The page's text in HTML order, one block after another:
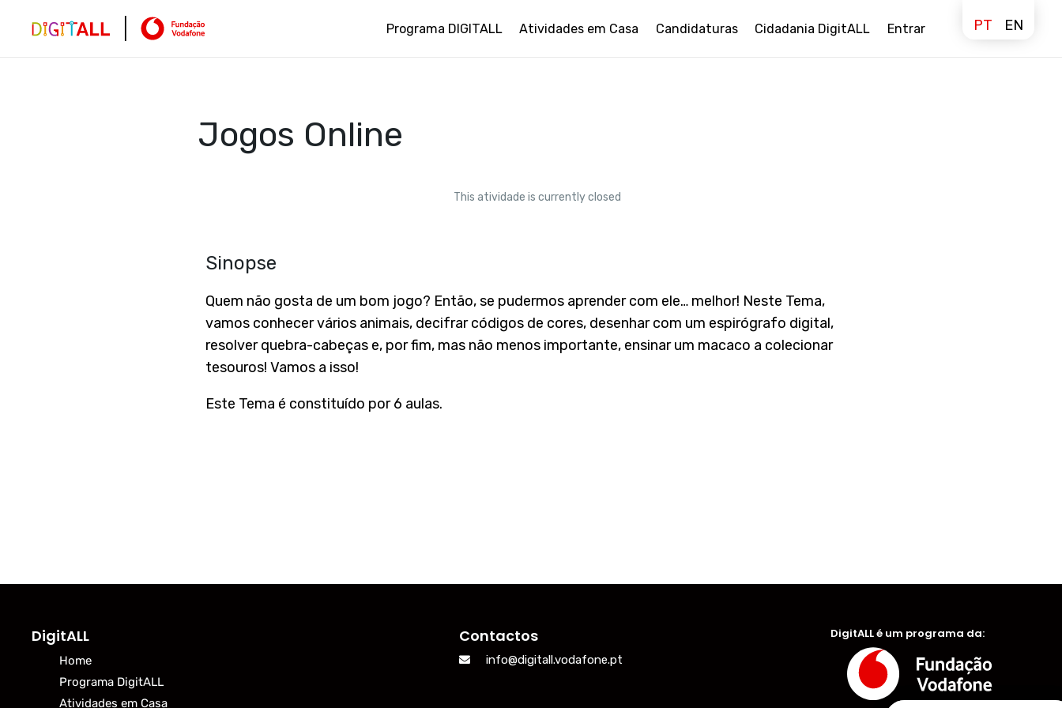
Programa DIGITALL Atividades em Casa Candidaturas Cidadania DigitALL Entrar PT EN
Jogos Online
This atividade is currently closed
Sinopse
Quem não gosta de um bom jogo? Então, se pudermos aprender com ele… melhor! Neste Tema,
vamos conhecer vários animais, decifrar códigos de cores, desenhar com um espirógrafo digital,
resolver quebra-cabeças e, por fim, mas não menos importante, ensinar um macaco a colecionar
tesouros! Vamos a isso!
Este Tema é constituído por 6 aulas.
DigitALL
Home
Programa DigitALL
Atividades em Casa
Contactos
info@digitall.vodafone.pt
DigitALL é um programa da: